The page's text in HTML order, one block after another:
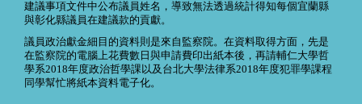
建議事項文件中公布議員姓名，導致無法透過統計得知每個宜蘭縣
與彰化縣議員在建議款的貢獻。
議員政治獻金細目的資料則是來自監察院。在資料取得方面，先是
在監察院的電腦上花費數日與申請費印出紙本後，再請輔仁大學哲
學系2018年度政治哲學課以及台北大學法律系2018年度犯罪學課程
同學幫忙將紙本資料電子化。